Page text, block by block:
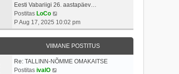
i
t
u
s
t
o
t
t
s
a
t
p
o
s
t
i
t
v
i
a
Eesti Vabariigi 26. aastapäev…
Postitas LoCo
a
a
t
a
v
i
P Aug 17, 2025 10:02 pm
VIIMANE POSTITUS
Re: TALLINN-NÕMME OMAKAITSE
Postitas ivalO